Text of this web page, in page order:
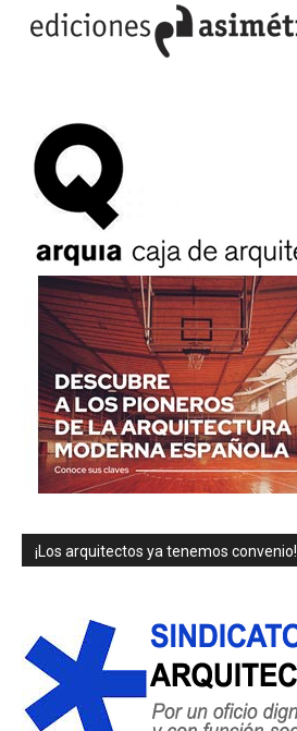
¡Los arquitectos ya tenemos convenio!